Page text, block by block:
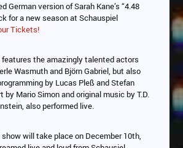
German version of Sarah Kane’s “4.48
for a new season at Schauspiel
Tickets!
the amazingly talented actors
Wasmuth and Björn Gabriel, but also
by Lucas Pleß and Stefan
by Mario Simon and original music by T.D.
also performed live.
will take place on December 10th,